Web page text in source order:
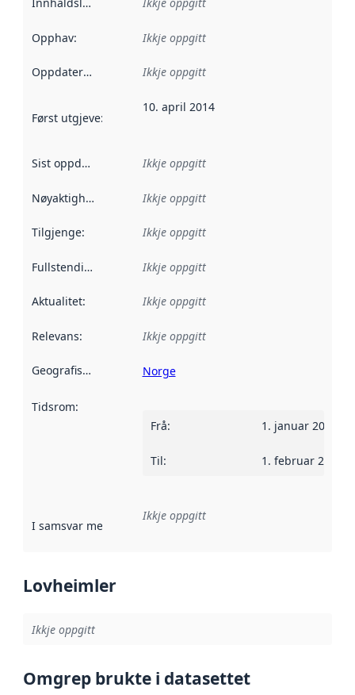
Innhaldsleverandørar :
Ikkje oppgitt
Opphav: Ikkje oppgitt
Oppdateringsfrekvens :
Ikkje oppgitt
Først utgjeve: Denne datoen seier når dataa i dette
10. april 2014
Sist oppdatert Ikkje oppgitt
Nøyaktigheit Ikkje oppgitt
Tilgjenge: Ikkje oppgitt
Fullstendigheit Ikkje oppgitt
Aktualitet: Ikkje oppgitt
Relevans: Ikkje oppgitt
Geografisk område Norge
Tidsrom:
Frå: 1. januar 2002
Til: 1. februar 2012
I samsvar med Referanse til ei implementeringsregel eller
Ikkje oppgitt
Lovheimler
Ikkje oppgitt
Omgrep brukte i datasettet